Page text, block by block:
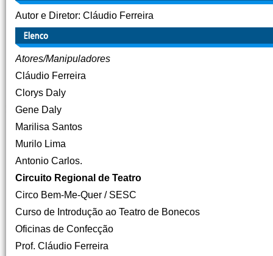
Autor e Diretor: Cláudio Ferreira
Atores/Manipuladores
Cláudio Ferreira
Clorys Daly
Gene Daly
Marilisa Santos
Murilo Lima
Antonio Carlos.
Circuito Regional de Teatro
Circo Bem-Me-Quer / SESC
Curso de Introdução ao Teatro de Bonecos
Oficinas de Confecção
Prof. Cláudio Ferreira